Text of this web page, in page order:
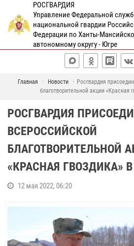
РОСГВАРДИЯ
Управление Федеральной
национальной гвардии
Федерации по Ханты-
автономному округу - Югре
Главная Новости
Росгвардия
благотворительной акции «Красная
РОСГВАРДИЯ
ВСЕРОССИЙСКОЙ
БЛАГОТВОРИТЕЛЬНОЙ
«КРАСНАЯ ГВОЗДИКА»
12 мая 2022, 06:20